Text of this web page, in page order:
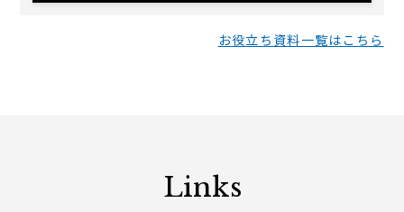
お役立ち資料一覧はこちら
Links